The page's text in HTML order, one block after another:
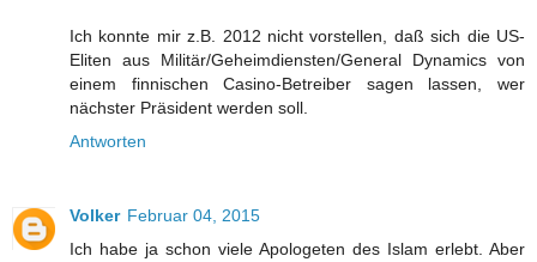
Ich konnte mir z.B. 2012 nicht vorstellen, daß sich die US-
Eliten aus Militär/Geheimdiensten/General Dynamics von
einem finnischen Casino-Betreiber sagen lassen, wer
nächster Präsident werden soll.
Antworten
Volker Februar 04, 2015
Ich habe ja schon viele Apologeten des Islam erlebt. Aber